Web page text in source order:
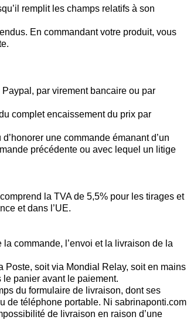
remplit les champs relatifs à son
En commandant votre produit, vous
par virement bancaire ou par
complet encaissement du prix par
une commande émanant d’un
précédente ou avec lequel un litige
la TVA de 5,5% pour les tirages et
et dans l’UE.
commande, l’envoi et la livraison de la
Poste, soit via Mondial Relay, soit en mains
le panier avant le paiement.
du formulaire de livraison, dont ses
de téléphone portable. Ni sabrinaponti.com
de livraison en raison d’une